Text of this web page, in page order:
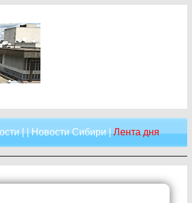
| |Новости Сибири|Лента дня